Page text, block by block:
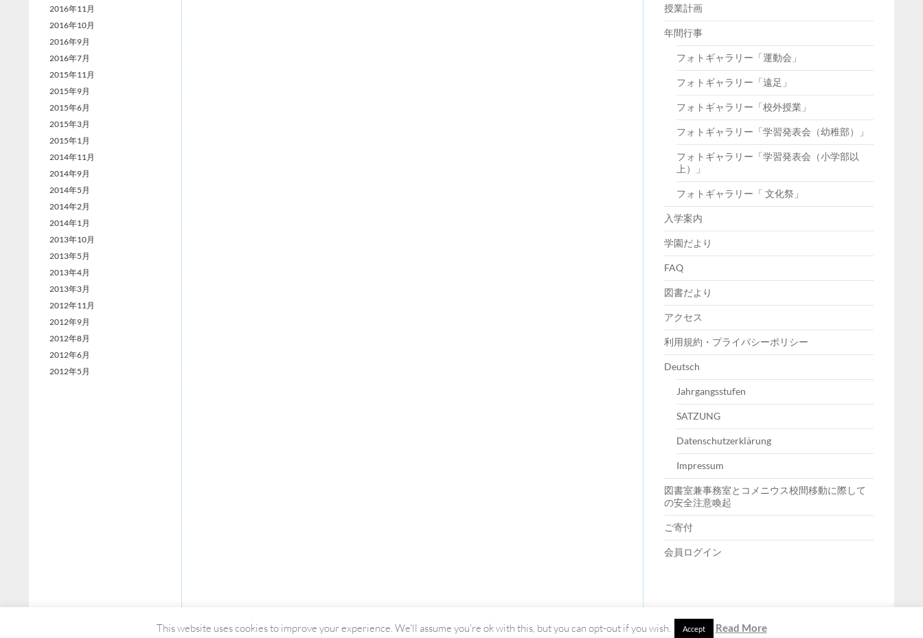
授業計画
年間行事
フォトギャラリー「運動会」
フォトギャラリー「遠足」
フォトギャラリー「校外授業」
フォトギャラリー「学習発表会（幼稚部）」
フォトギャラリー「学習発表会（小学部以
上）」
フォトギャラリー「 文化祭」
入学案内
学園だより
FAQ
図書だより
アクセス
利用規約・プライバシーポリシー
Deutsch
Jahrgangsstufen
SATZUNG
Datenschutzerklärung
Impressum
図書室兼事務室とコメニウス校間移動に際して
の安全注意喚起
ご寄付
会員ログイン
2016年11月
2016年10月
2016年9月
2016年7月
2015年11月
2015年9月
2015年6月
2015年3月
2015年1月
2014年11月
2014年9月
2014年5月
2014年2月
2014年1月
2013年10月
2013年5月
2013年4月
2013年3月
2012年11月
2012年9月
2012年8月
2012年6月
2012年5月
This website uses cookies to improve your experience. We'll assume you're ok with this, but you can opt-out if you wish. Accept Read More